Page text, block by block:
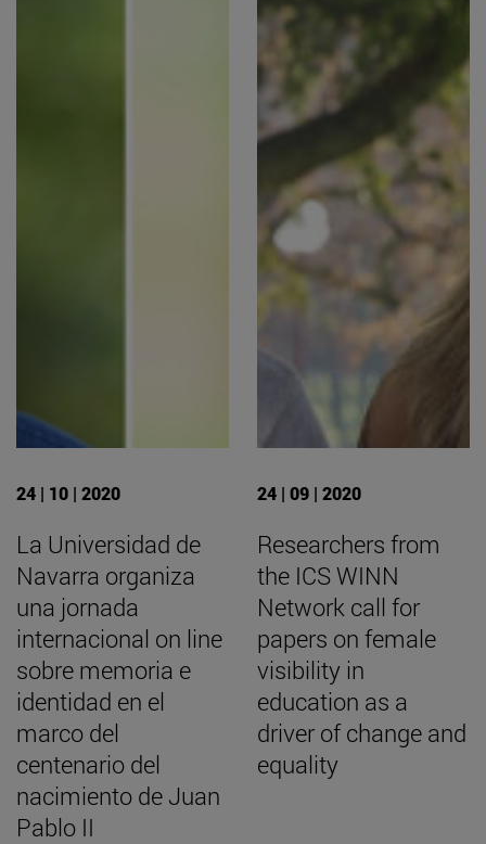
24 | 10 | 2020
La Universidad de
Navarra organiza
una jornada
internacional on line
sobre memoria e
identidad en el
marco del
centenario del
nacimiento de Juan
Pablo II
24 | 09 | 2020
Researchers from
the ICS WINN
Network call for
papers on female
visibility in
education as a
driver of change and
equality